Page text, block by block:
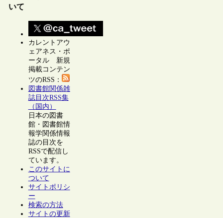
いて
カレントアウ
ェアネス・ポ
ータル 新規
掲載コンテン
ツのRSS：
図書館関係雑
誌目次RSS集
（国内）
日本の図書
館・図書館情
報学関係情報
誌の目次を
RSSで配信し
ています。
このサイトに
ついて
サイトポリシ
ー
検索の方法
サイトの更新